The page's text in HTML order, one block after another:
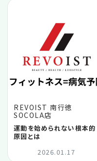
REVOIST 南行徳
SOCOLA店
運動を始められない根本的
原因とは
2026.01.17